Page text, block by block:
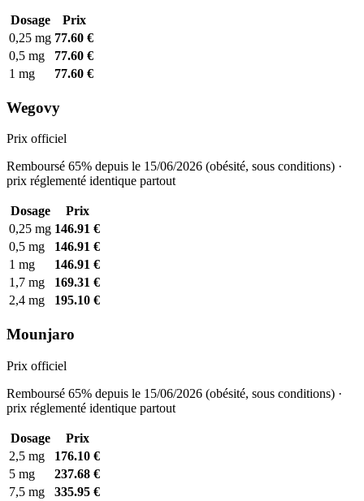
Dosage
Prix
0,25 mg 77.60 €
0,5 mg
77.60 €
1 mg
77.60 €
Wegovy
Prix officiel
Remboursé 65% depuis le 15/06/2026 (obésité, sous conditions) ·
prix réglementé identique partout
Dosage
Prix
0,25 mg 146.91 €
0,5 mg
146.91 €
1 mg
146.91 €
1,7 mg
169.31 €
2,4 mg
195.10 €
Mounjaro
Prix officiel
Remboursé 65% depuis le 15/06/2026 (obésité, sous conditions) ·
prix réglementé identique partout
Dosage
Prix
2,5 mg
176.10 €
5 mg
237.68 €
7,5 mg
335.95 €